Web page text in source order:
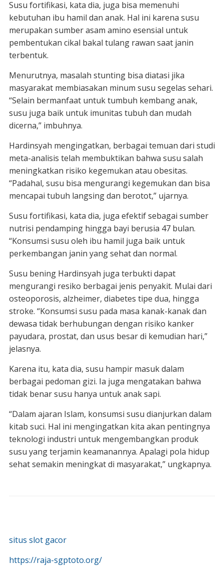
situs slot gacor
https://raja-sgptoto.org/
Susu fortifikasi, kata dia, juga bisa memenuhi
kebutuhan ibu hamil dan anak. Hal ini karena susu
merupakan sumber asam amino esensial untuk
pembentukan cikal bakal tulang rawan saat janin
terbentuk.
Menurutnya, masalah stunting bisa diatasi jika
masyarakat membiasakan minum susu segelas sehari.
“Selain bermanfaat untuk tumbuh kembang anak,
susu juga baik untuk imunitas tubuh dan mudah
dicerna,” imbuhnya.
Hardinsyah mengingatkan, berbagai temuan dari studi
meta-analisis telah membuktikan bahwa susu salah
meningkatkan risiko kegemukan atau obesitas.
“Padahal, susu bisa mengurangi kegemukan dan bisa
mencapai tubuh langsing dan berotot,” ujarnya.
Susu fortifikasi, kata dia, juga efektif sebagai sumber
nutrisi pendamping hingga bayi berusia 47 bulan.
“Konsumsi susu oleh ibu hamil juga baik untuk
perkembangan janin yang sehat dan normal.
Susu bening Hardinsyah juga terbukti dapat
mengurangi resiko berbagai jenis penyakit. Mulai dari
osteoporosis, alzheimer, diabetes tipe dua, hingga
stroke. “Konsumsi susu pada masa kanak-kanak dan
dewasa tidak berhubungan dengan risiko kanker
payudara, prostat, dan usus besar di kemudian hari,”
jelasnya.
Karena itu, kata dia, susu hampir masuk dalam
berbagai pedoman gizi. Ia juga mengatakan bahwa
tidak benar susu hanya untuk anak sapi.
“Dalam ajaran Islam, konsumsi susu dianjurkan dalam
kitab suci. Hal ini mengingatkan kita akan pentingnya
teknologi industri untuk mengembangkan produk
susu yang terjamin keamanannya. Apalagi pola hidup
sehat semakin meningkat di masyarakat,” ungkapnya.